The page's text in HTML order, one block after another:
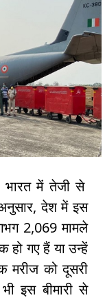
भारत में तेजी से
देश में इस
2,069 मामले
गए हैं या उन्हें
मरीज को दूसरी
इस बीमारी से